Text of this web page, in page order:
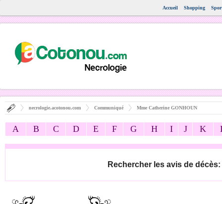
Accueil Shopping
necrologie.acotonou.com Communiqué Mme Catherine GONHOUN
A B C D E F G H I J K
Rechercher les avis de décès: